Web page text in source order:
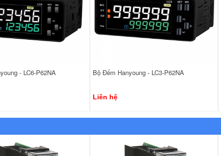
- LC6-P62NA Bộ Đếm Hanyoung - LC3-P62NA
Liên hệ